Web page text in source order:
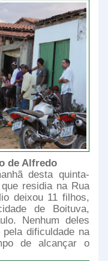
de Alfredo
desta quinta-
residia na Rua
deixou 11 filhos,
de Boituva,
Nenhum deles
dificuldade na
de alcançar o